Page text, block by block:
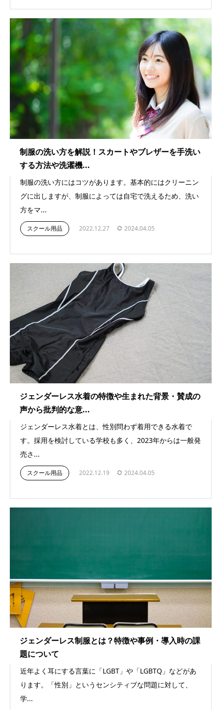
制服の洗い方を解説！スカートやブレザーを手洗い
する方法や洗濯機...
制服の洗い方にはコツがあります。基本的にはクリーニン
グに出しますが、制服によっては自宅で洗えるため、洗い
方をマ...
スクール用品 2022.12.27 2024.04.05
ジェンダーレス水着の特徴や生まれた背景・賛成の
声から批判的な意...
ジェンダーレス水着とは、性別問わず着用できる水着で
す。採用を検討している学校も多く、2023年からは一般発
売さ...
スクール用品 2022.12.19 2024.04.05
ジェンダーレス制服とは？特徴や事例・導入時の課
題について
近年よく耳にする言葉に「LGBT」や「LGBTQ」などがあ
ります。「性別」というセンシティブな問題に対して、
学...